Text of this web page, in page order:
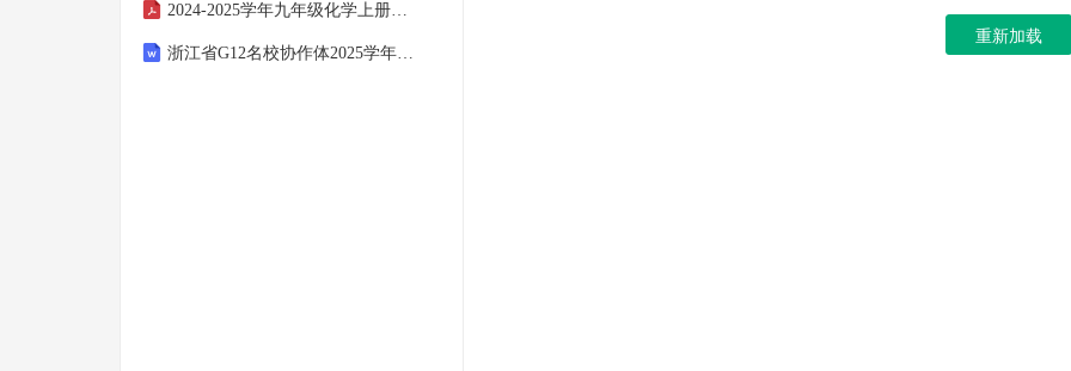
重新加载
2024-2025学年九年级化学上册（人教版）化学实验与科学探究（第2课时）分层作业（解析版）
浙江省G12名校协作体2025学年第一学期9月高三上学期开学联考语文试卷